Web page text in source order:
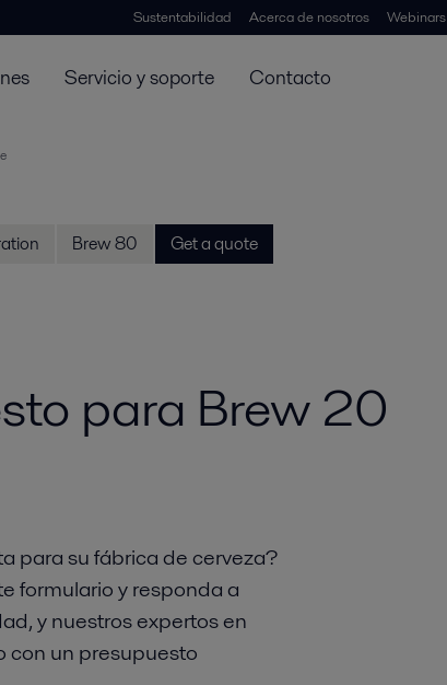
Sustentabilidad Acerca de nosotros Webinars
Servicio y soporte Contacto
Brew 80 Get a quote
para Brew 20
para su fábrica de cerveza?
formulario y responda a
y nuestros expertos en
con un presupuesto